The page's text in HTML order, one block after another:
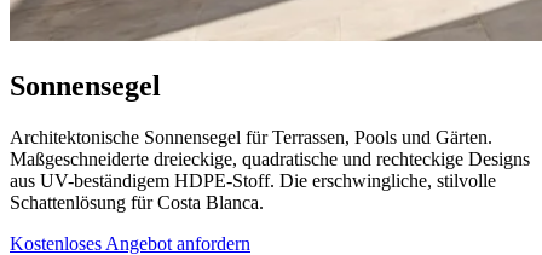
Sonnensegel
Architektonische Sonnensegel für Terrassen, Pools und Gärten.
Maßgeschneiderte dreieckige, quadratische und rechteckige Designs
aus UV-beständigem HDPE-Stoff. Die erschwingliche, stilvolle
Schattenlösung für Costa Blanca.
Kostenloses Angebot anfordern